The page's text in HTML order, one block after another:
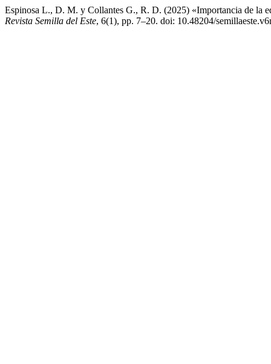
Espinosa L., D. M. y Collantes G., R. D. (2025) «Importancia de la
Revista Semilla del Este, 6(1), pp. 7–20. doi: 10.48204/